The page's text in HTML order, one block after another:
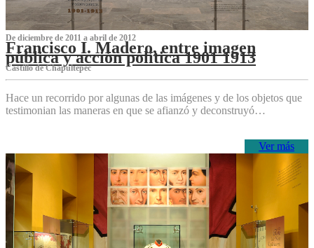
De diciembre de 2011 a abril de 2012
Francisco I. Madero, entre imagen
pública y acción política 1901 1913
Castillo de Chapultepec
Hace un recorrido por algunas de las imágenes y de los objetos que
testimonian las maneras en que se afianzó y deconstruyó…
Ver más